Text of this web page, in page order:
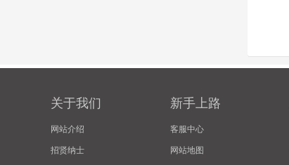
关于我们
网站介绍
招贤纳士
新手上路
客服中心
网站地图